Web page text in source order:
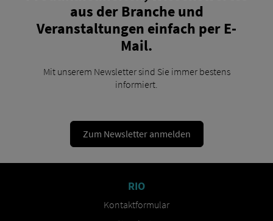
aus der Branche und
Veranstaltungen einfach per E-
Mail.
Mit unserem Newsletter sind Sie immer bestens
informiert.
Zum Newsletter anmelden
RIO
Kontaktformular